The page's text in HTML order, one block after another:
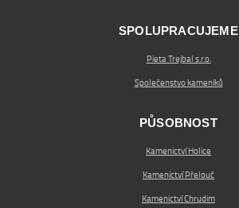
SPOLUPRACUJEME
Pieta Trejbal s.r.o.
Společenstvo kameníků
PŮSOBNOST
Kamenictví Holice
Kamenictví Přelouč
Kamenictví Chrudim